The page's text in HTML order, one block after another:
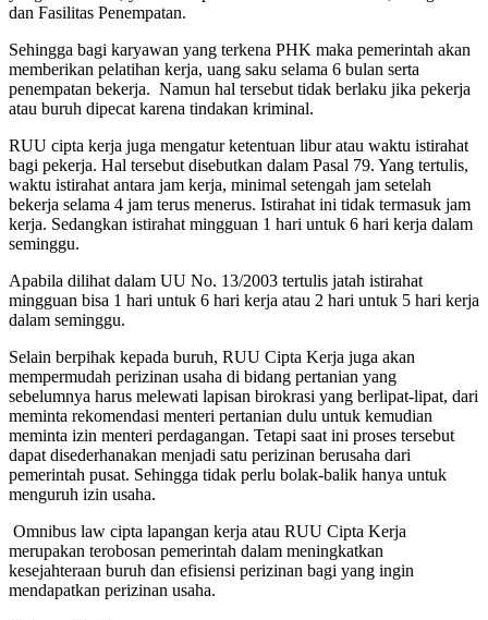
dan Fasilitas Penempatan.
Sehingga bagi karyawan yang terkena PHK maka pemerintah akan
memberikan pelatihan kerja, uang saku selama 6 bulan serta
penempatan bekerja. Namun hal tersebut tidak berlaku jika pekerja
atau buruh dipecat karena tindakan kriminal.
RUU cipta kerja juga mengatur ketentuan libur atau waktu istirahat
bagi pekerja. Hal tersebut disebutkan dalam Pasal 79. Yang tertulis,
waktu istirahat antara jam kerja, minimal setengah jam setelah
bekerja selama 4 jam terus menerus. Istirahat ini tidak termasuk jam
kerja. Sedangkan istirahat mingguan 1 hari untuk 6 hari kerja dalam
seminggu.
Apabila dilihat dalam UU No. 13/2003 tertulis jatah istirahat
mingguan bisa 1 hari untuk 6 hari kerja atau 2 hari untuk 5 hari kerja
dalam seminggu.
Selain berpihak kepada buruh, RUU Cipta Kerja juga akan
mempermudah perizinan usaha di bidang pertanian yang
sebelumnya harus melewati lapisan birokrasi yang berlipat-lipat, dari
meminta rekomendasi menteri pertanian dulu untuk kemudian
meminta izin menteri perdagangan. Tetapi saat ini proses tersebut
dapat disederhanakan menjadi satu perizinan berusaha dari
pemerintah pusat. Sehingga tidak perlu bolak-balik hanya untuk
menguruh izin usaha.
Omnibus law cipta lapangan kerja atau RUU Cipta Kerja
merupakan terobosan pemerintah dalam meningkatkan
kesejahteraan buruh dan efisiensi perizinan bagi yang ingin
mendapatkan perizinan usaha.